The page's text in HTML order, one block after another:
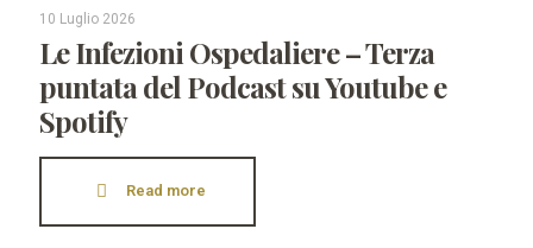
10 Luglio 2026
Le Infezioni Ospedaliere – Terza
puntata del Podcast su Youtube e
Spotify
Read more